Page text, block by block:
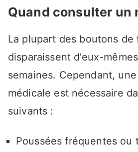
Quand consulter un
La plupart des boutons de
disparaissent d’eux-
semaines. Cependant,
médicale est nécessaire
suivants :
Poussées fréquentes ou